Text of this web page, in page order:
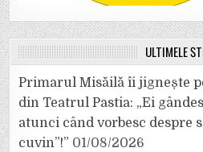
ULTIMELE
Primarul Misăilă îi jignește
din Teatrul Pastia: „Ei
atunci când vorbesc despre
cuvin”!” 01/08/2026